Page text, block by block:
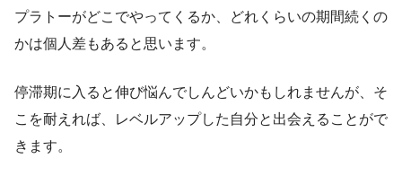
プラトーがどこでやってくるか、どれくらいの期間続くの
かは個人差もあると思います。
停滞期に入ると伸び悩んでしんどいかもしれませんが、そ
こを耐えれば、レベルアップした自分と出会えることがで
きます。